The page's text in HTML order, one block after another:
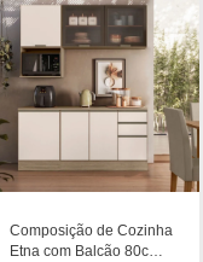
Composição de Cozinha
Etna com Balcão 80cm e